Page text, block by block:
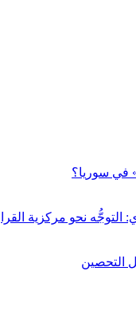
في سوريا؟
التوجُّه نحو مركزية
التحصين